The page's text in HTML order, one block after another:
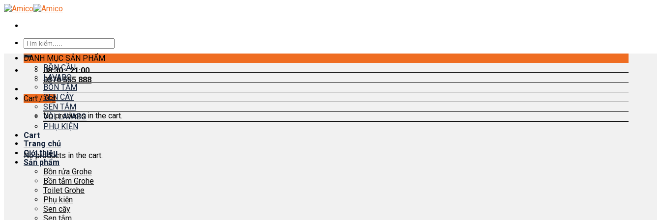
Skip
content
Search
for:
08:30 - 21:00
0376 555 888
Cart /0₫
No products in the cart.
Cart
No products in the cart.
DANH MỤC SẢN PHẨM
BỒN CẦU
LAVABO
BỒN TẮM
SEN CÂY
SEN TẮM
VÒI LAVABO
PHỤ KIỆN
Trang chủ
Giới thiệu
Sản phẩm
Bồn rửa Grohe
Bồn tắm Grohe
Toilet Grohe
Phụ kiện
Sen cây